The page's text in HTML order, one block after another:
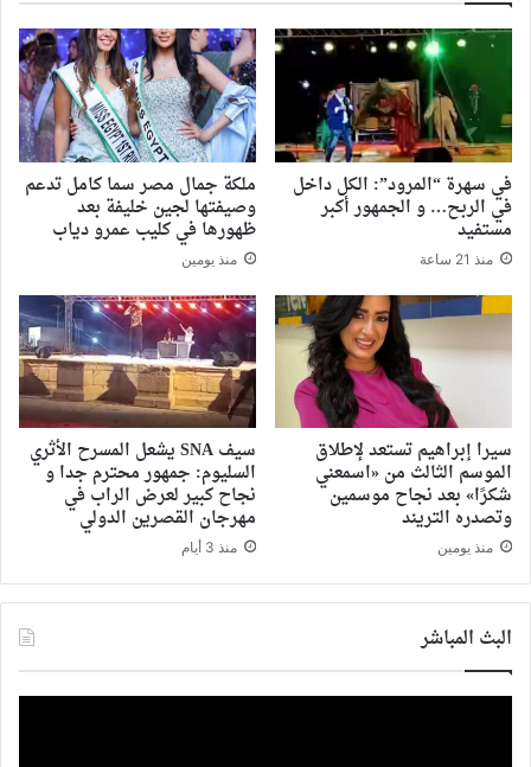
في سهرة “المرود”: الكل داخل
في الربح… و الجمهور أكبر
مستفيد
منذ 21 ساعة
ملكة جمال مصر سما كامل تدعم
وصيفتها لجين خليفة بعد
ظهورها في كليب عمرو دياب
منذ يومين
سيرا إبراهيم تستعد لإطلاق
الموسم الثالث من «اسمعني
شكرًا» بعد نجاح موسمين
وتصدره التريند
منذ يومين
سيف SNA يشعل المسرح الأثري
السليوم: جمهور محترم جدا و
نجاح كبير لعرض الراب في
مهرجان القصرين الدولي
منذ 3 أيام
البث المباشر